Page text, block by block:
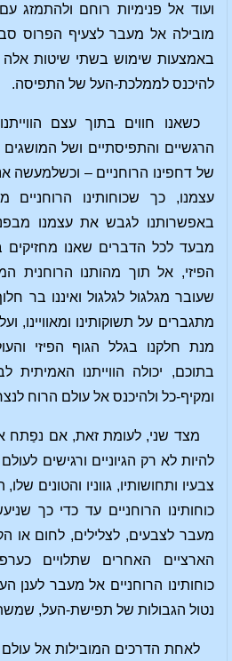
ועוד אל פנימיות רוחם ולהתמזג
מובילה אל מעבר לצעיף הפרוס
באמצעות שימוש בשתי שיטות
להיכנס לממלכת-העל של התפיסה.
כשאנו חווים בתוך עצם
הרגשיים והתפיסתיים ושל
של דחפינו הרוחניים – וכשלמעשה
עצמנו, כך שכוחותינו הרוחניים
באפשרותנו לגבש את עצמנו
מבעד לכל הדברים שאנו מחזיקים
הפיזי, אל תוך מהותנו הרוחנית
שעובר מגלגול לגלגול ואיננו בר
מתגברים על תשוקותינו ומאוויינו,
מנת חלקנו בגלל הגוף הפיזי
בתוכם, יכולה הווייתנו האמיתית
ומקיף-כל ולהיכנס אל עולם הרוח
מצד שני, לעומת זאת, אם נפַתח
להיות לא רק הגיוניים ורגישים
צבעיו ותחושותיו, גווניו והטונים
כוחותינו הרוחניים עד כדי כך
מעבר לצבעים, לצלילים, לחום או
הארציים האחרים שתלויים
כוחותינו הרוחניים אל מעבר לענן
נטול הגבולות של תפישת-העל,
לאחת הדרכים המובילות אל